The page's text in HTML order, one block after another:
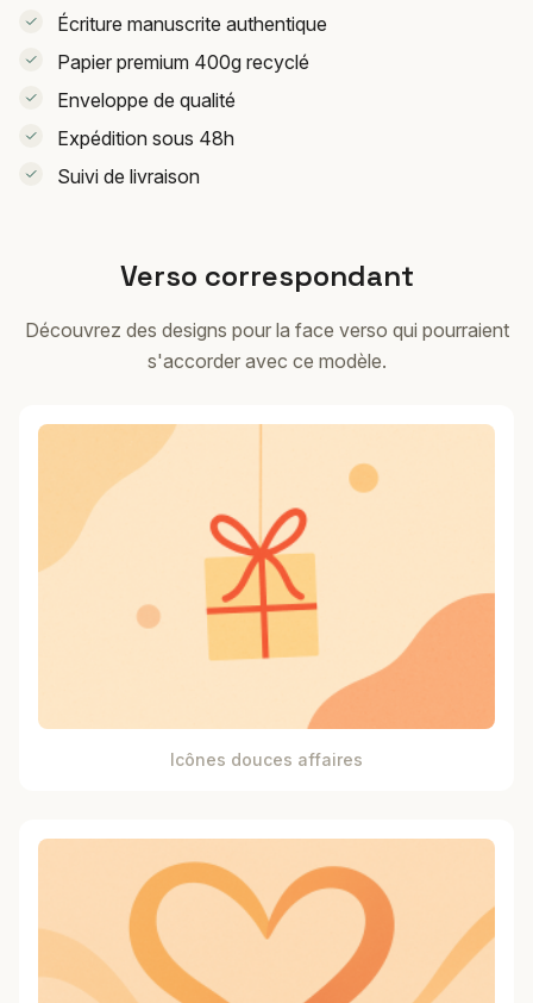
Écriture manuscrite authentique
Papier premium 400g recyclé
Enveloppe de qualité
Expédition sous 48h
Suivi de livraison
Verso correspondant
Découvrez des designs pour la face verso qui pourraient
s'accorder avec ce modèle.
Icônes douces affaires